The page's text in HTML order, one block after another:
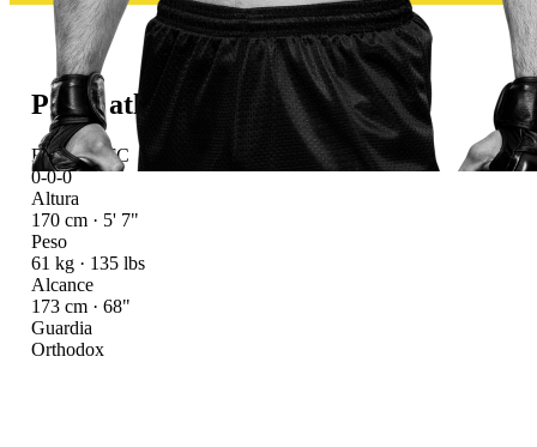
Perfil atlético
Récord UFC
0-0-0
Altura
170 cm · 5' 7"
Peso
61 kg · 135 lbs
Alcance
173 cm · 68"
Guardia
Orthodox